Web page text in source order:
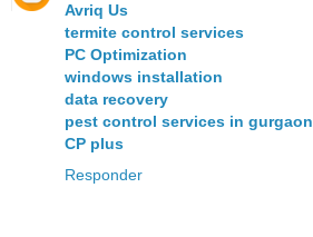
Avriq Us
termite control services
PC Optimization
windows installation
data recovery
pest control services in gurgaon
CP plus
Responder